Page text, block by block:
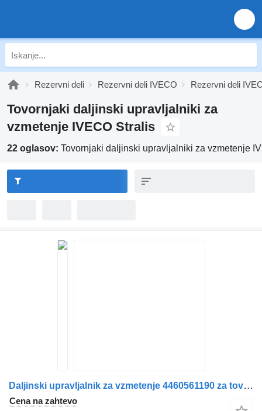
Rezervni deli Rezervni deli IVECO Rezervni deli
Tovornjaki daljinski upravljalniki za
vzmetenje IVECO Stralis
22 oglasov: Tovornjaki daljinski upravljalniki za vzmetenje
Daljinski upravljalnik za vzmetenje 4460561190 za tovornjak IVECO Stralis 2003>2007
Cena na zahtevo